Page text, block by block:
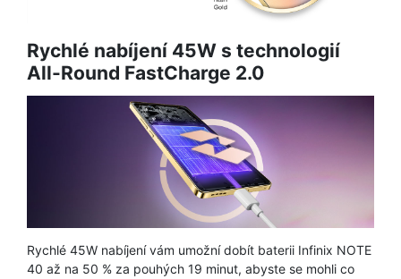
Rychlé nabíjení 45W s technologií
All-Round FastCharge 2.0
Rychlé 45W nabíjení vám umožní dobít baterii Infinix NOTE
40 až na 50 % za pouhých 19 minut, abyste se mohli co